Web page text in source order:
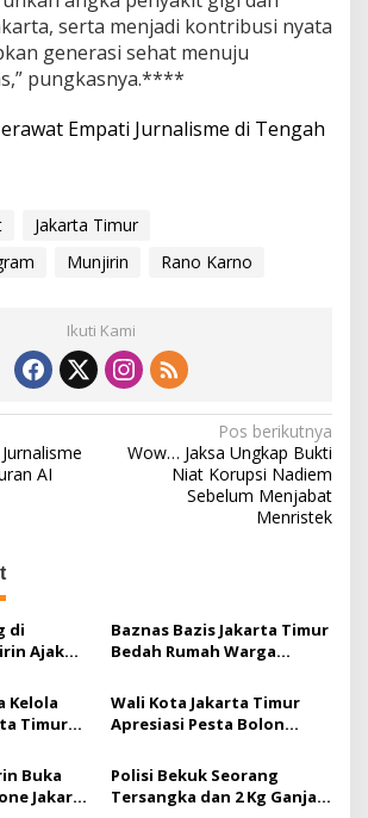
serta menjadi kontribusi nyata
generasi sehat menuju
pungkasnya.****
Empati Jurnalisme di Tengah
Jakarta Timur
Munjirin Rano Karno
Ikuti Kami
AI
Pos berikutnya
Wow… Jaksa Ungkap Bukti
Niat Korupsi Nadiem
Sebelum Menjabat
Menristek
di
Ajak
Soroti
Baznas Bazis Jakarta Timur
Bedah Rumah Warga
Hadirkan Harapan Baru
Kelola
Timur
Serentak
dan
Wali Kota Jakarta Timur
Apresiasi Pesta Bolon
Buka
Jakarta
Polisi Bekuk Seorang
Tersangka dan 2 Kg Ganja